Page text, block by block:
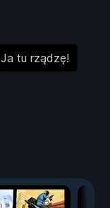
Ja tu rządzę!